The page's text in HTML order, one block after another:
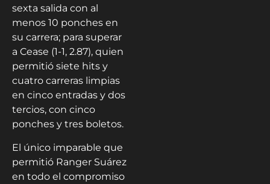
sexta salida con al
menos 10 ponches en
su carrera; para superar
a Cease (1-1, 2.87), quien
permitió siete hits y
cuatro carreras limpias
en cinco entradas y dos
tercios, con cinco
ponches y tres boletos.
El único imparable que
permitió Ranger Suárez
en todo el compromiso